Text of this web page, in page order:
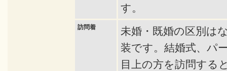
す。
訪問着
未婚・既婚の区別は
装です。結婚式、パ
目上の方を訪問する